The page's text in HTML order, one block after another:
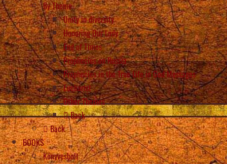
By Theme
Unity in diversity
Honoring Our Lady
End of Times
Prophecies on Russia
Prophecies in the True Life in God Messages
Eucharist
Other Themes
Back
Back
BOOKS
Könyvesbolt